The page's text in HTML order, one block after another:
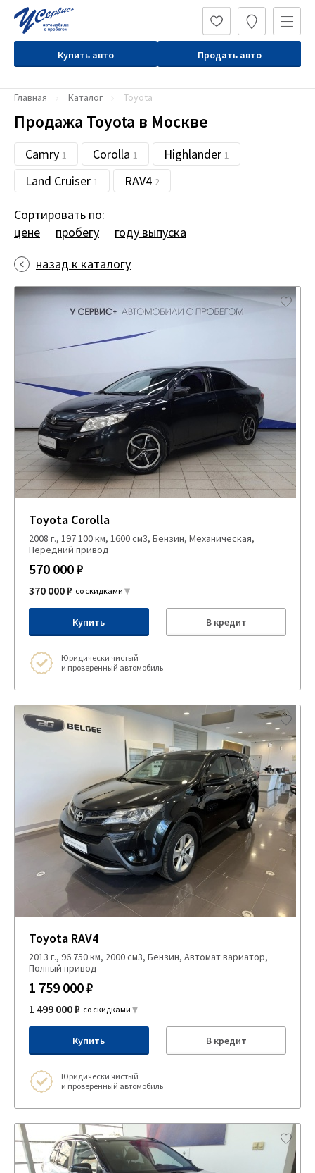
Купить авто Продать авто
Главная Каталог Toyota
Продажа Toyota в Москве
Camry 1 Corolla 1 Highlander 1
Land Cruiser 1 RAV4 2
Сортировать по:
цене
пробегу
году выпуска
назад к каталогу
Toyota Corolla
2008 г., 197 100 км, 1600 см3, Бензин, Механическая,
Передний привод
570 000 ₽
370 000 ₽ со скидками
Купить В кредит
Юридически чистый
и проверенный автомобиль
Toyota RAV4
2013 г., 96 750 км, 2000 см3, Бензин, Автомат вариатор,
Полный привод
1 759 000 ₽
1 499 000 ₽ со скидками
Купить В кредит
Юридически чистый
и проверенный автомобиль